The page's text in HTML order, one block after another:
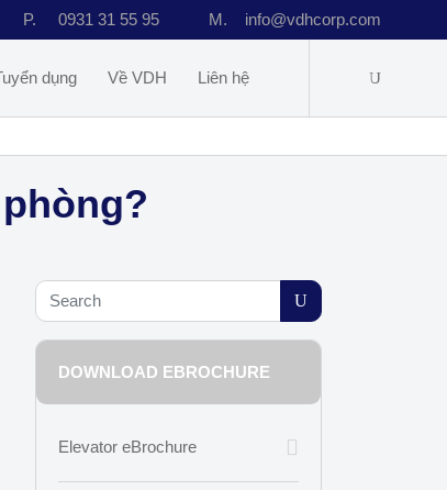
P. 0931 31 55 95 M. info@vdhcorp.com
dụng Về VDH Liên hệ
DOWNLOAD EBROCHURE
Elevator eBrochure